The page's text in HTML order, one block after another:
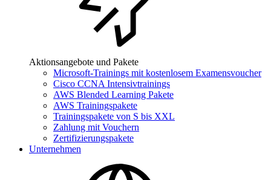
Aktionsangebote und Pakete
Microsoft-Trainings mit kostenlosem Examensvoucher
Cisco CCNA Intensivtrainings
AWS Blended Learning Pakete
AWS Trainingspakete
Trainingspakete von S bis XXL
Zahlung mit Vouchern
Zertifizierungspakete
Unternehmen